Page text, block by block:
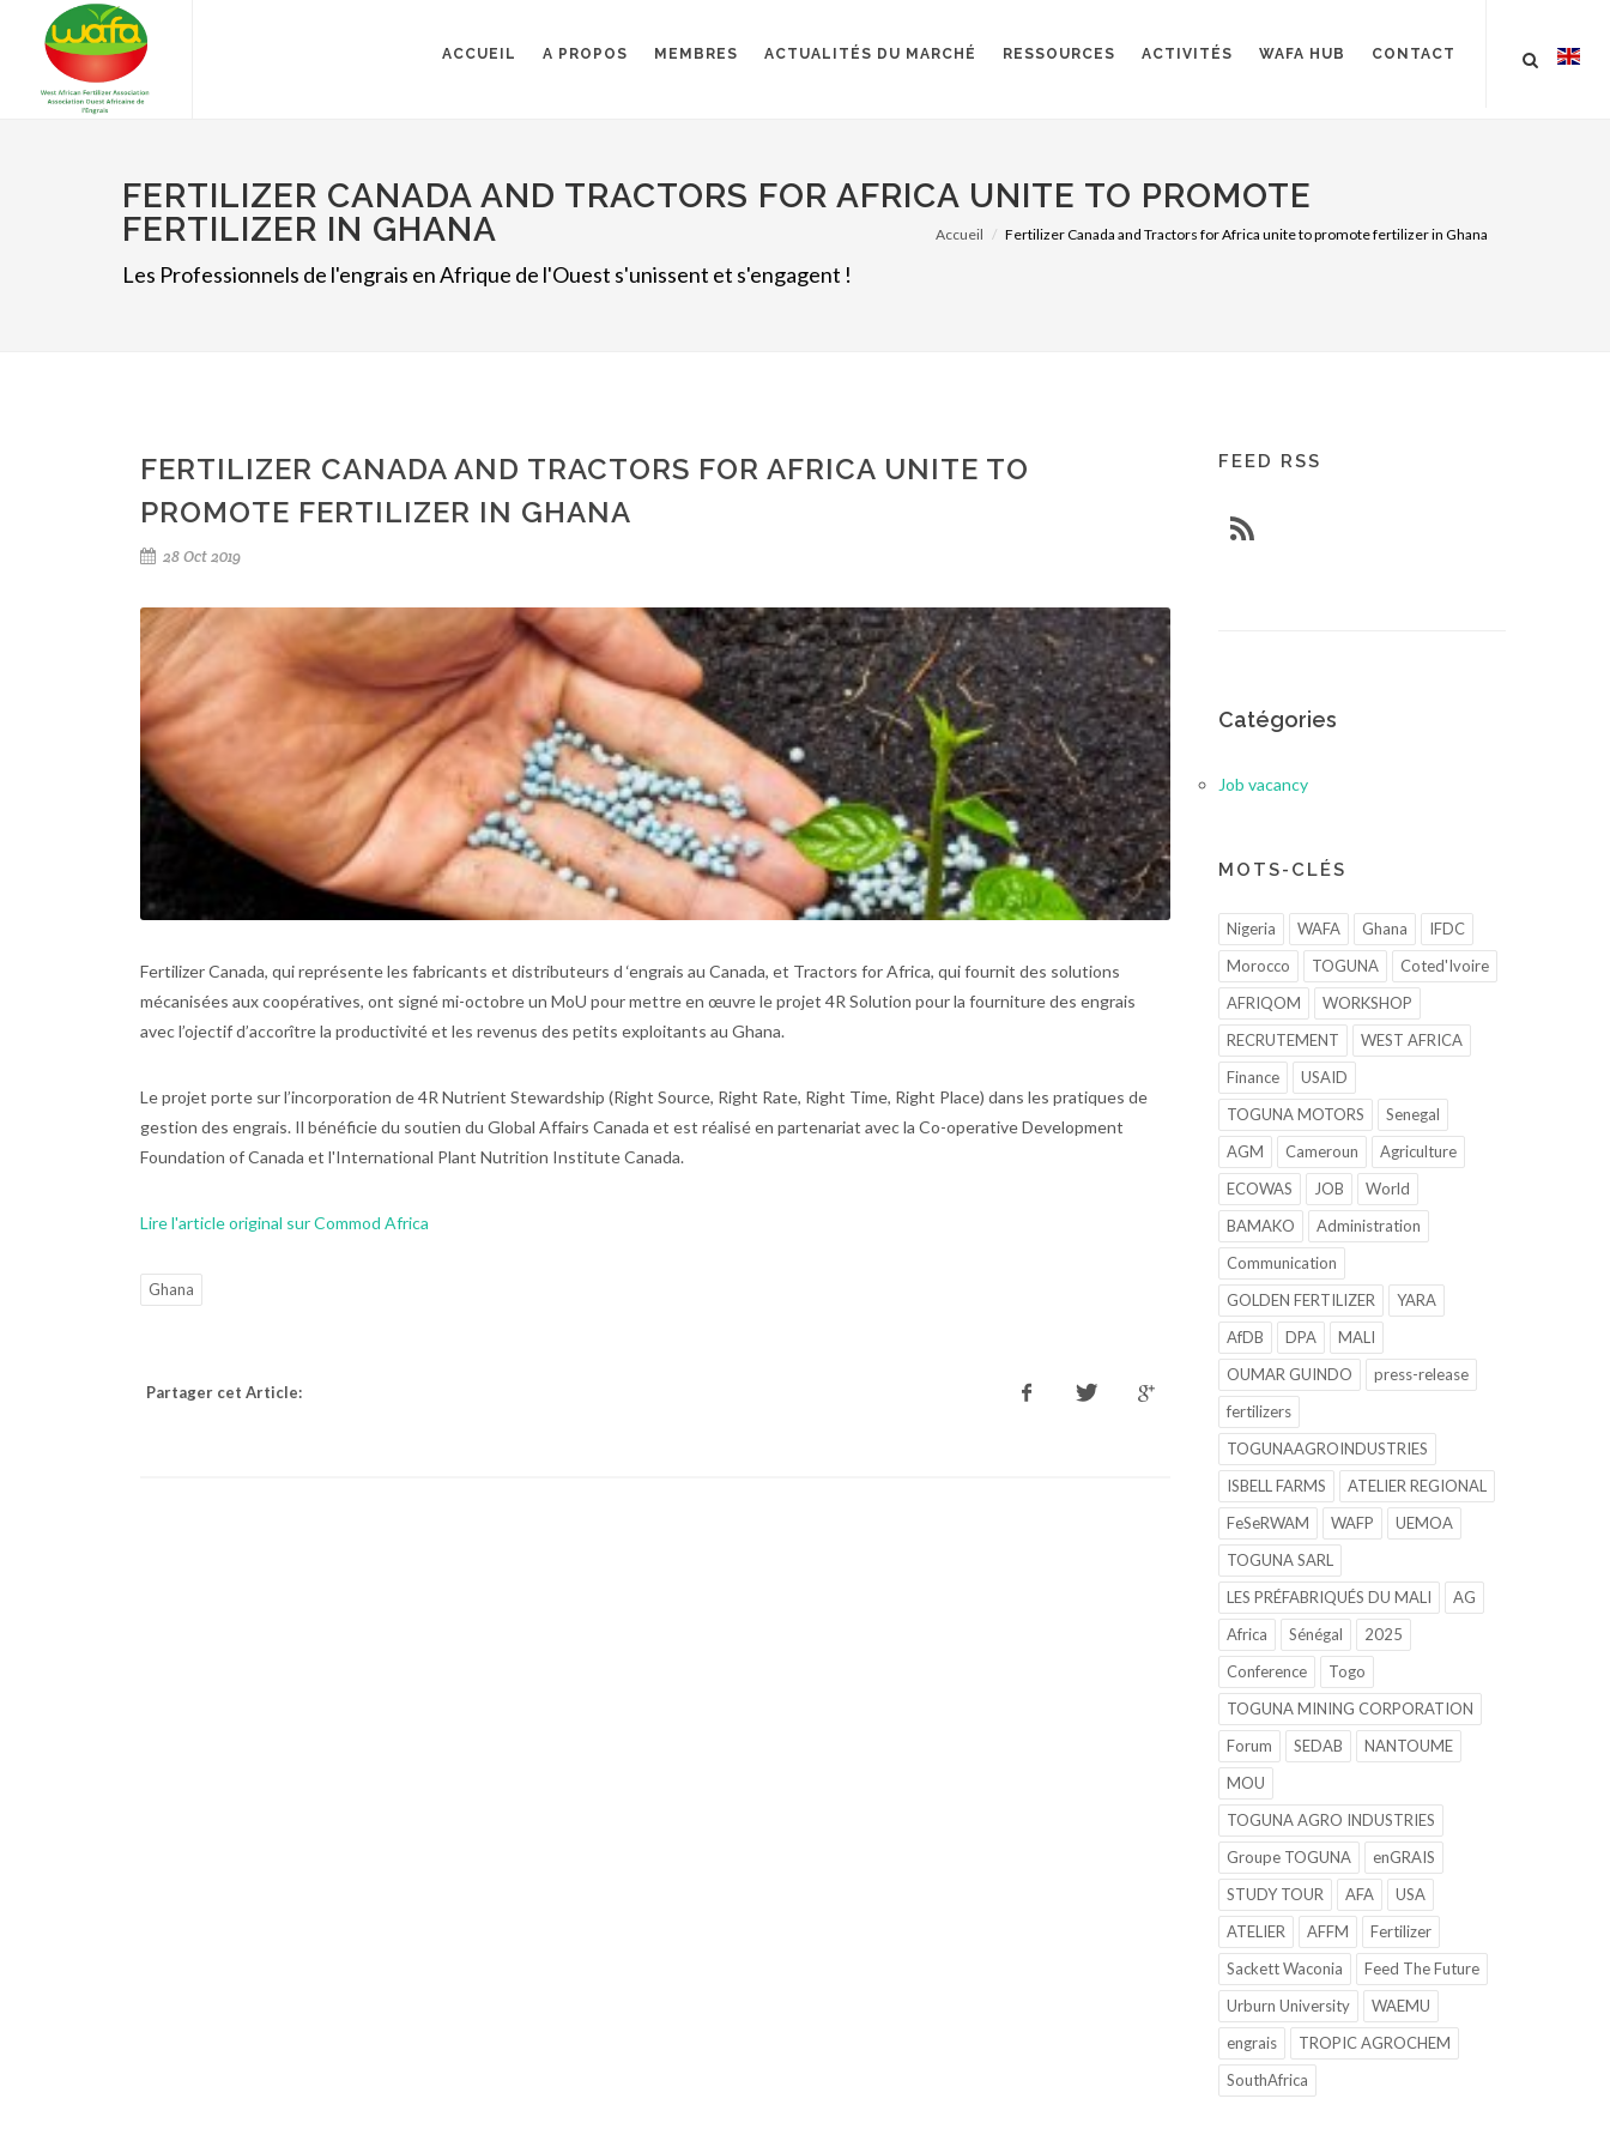
ACCUEIL A PROPOS MEMBRES ACTUALITÉS DU MARCHÉ RESSOURCES ACTIVITÉS WAFA HUB CONTACT
FERTILIZER CANADA AND TRACTORS FOR AFRICA UNITE TO PROMOTE
FERTILIZER IN GHANA
Les Professionnels de l'engrais en Afrique de l'Ouest s'unissent et s'engagent !
Accueil Fertilizer Canada and Tractors for Africa unite to promote fertilizer in Ghana
FERTILIZER CANADA AND TRACTORS FOR AFRICA UNITE TO
PROMOTE FERTILIZER IN GHANA
28 Oct 2019
Fertilizer Canada, qui représente les fabricants et distributeurs d ‘engrais au Canada, et Tractors for Africa, qui fournit des solutions
mécanisées aux coopératives, ont signé mi-octobre un MoU pour mettre en œuvre le projet 4R Solution pour la fourniture des engrais
avec l’ojectif d’accorître la productivité et les revenus des petits exploitants au Ghana.
Le projet porte sur l’incorporation de 4R Nutrient Stewardship (Right Source, Right Rate, Right Time, Right Place) dans les pratiques de
gestion des engrais. Il bénéficie du soutien du Global Affairs Canada et est réalisé en partenariat avec la Co-operative Development
Foundation of Canada et l'International Plant Nutrition Institute Canada.
Lire l'article original sur Commod Africa
Ghana
Partager cet Article:
FEED RSS
Catégories
Job vacancy
MOTS-CLÉS
Nigeria WAFA Ghana
IFDC
Morocco
TOGUNA
Coted'Ivoire
AFRIQOM
WORKSHOP
RECRUTEMENT
WEST AFRICA
Finance
USAID
TOGUNA MOTORS
Senegal
AGM
Cameroun
Agriculture
ECOWAS
JOB
World
BAMAKO
Administration
Communication
GOLDEN FERTILIZER
YARA
AfDB
DPA
MALI
OUMAR GUINDO
press-release
fertilizers
TOGUNAAGROINDUSTRIES
ISBELL FARMS
ATELIER REGIONAL
FeSeRWAM
WAFP
UEMOA
TOGUNA SARL
LES PRÉFABRIQUÉS DU MALI
AG
Africa
Sénégal
2025
Conference
Togo
TOGUNA MINING CORPORATION
Forum
SEDAB
NANTOUME
MOU
TOGUNA AGRO INDUSTRIES
Groupe TOGUNA
enGRAIS
STUDY TOUR
AFA
USA
ATELIER
AFFM
Fertilizer
Sackett Waconia
Feed The Future
Urburn University
WAEMU
engrais
TROPIC AGROCHEM
SouthAfrica